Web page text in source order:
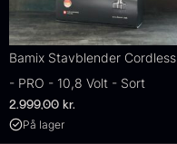
Bamix Stavblender Cordless
- PRO - 10,8 Volt - Sort
2.999,00 kr.
På lager